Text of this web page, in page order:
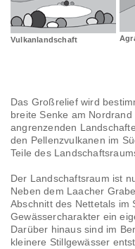
Glossar
Vulkanlandschaft
Das Großrelief wird
breite Senke am
angrenzenden
den Pellenzvulkanen im
Teile des
Der Landschaftsraum ist
Neben dem Laacher
Abschnitt des Nettetals im
Gewässercharakter ein
Darüber hinaus sind im
kleinere Stillgewässer